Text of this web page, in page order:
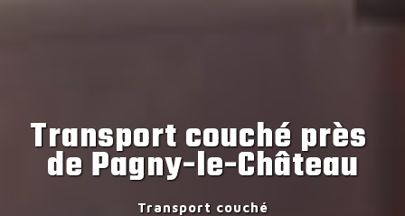
Transport couché près
de Pagny-le-Château
Transport couché